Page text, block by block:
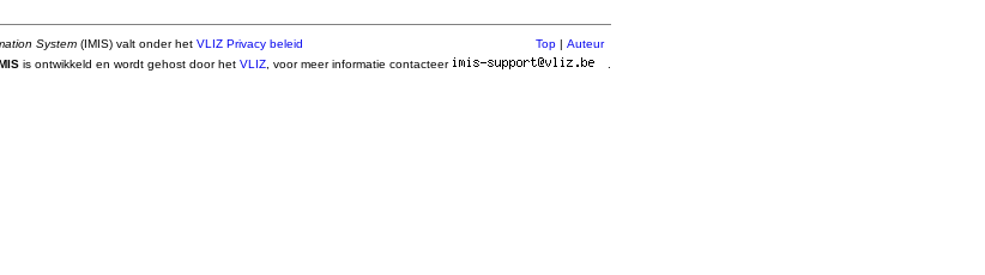
System (IMIS) valt onder het VLIZ Privacy beleid Top | Auteur
is ontwikkeld en wordt gehost door het VLIZ , voor meer informatie contacteer